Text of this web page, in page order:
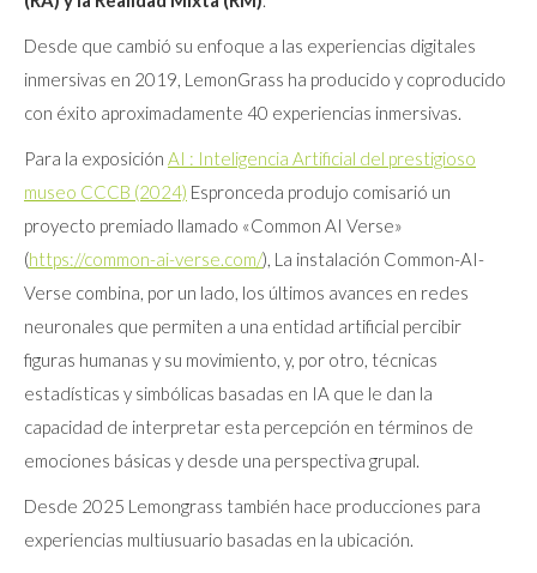
Desde que cambió su enfoque a las experiencias digitales
inmersivas en 2019, LemonGrass ha producido y coproducido
con éxito aproximadamente 40 experiencias inmersivas.
Para la exposición AI : Inteligencia Artificial del prestigioso
museo CCCB (2024) Espronceda produjo comisarió un
proyecto premiado llamado «Common AI Verse»
(https://common-ai-verse.com/), La instalación Common-AI-
Verse combina, por un lado, los últimos avances en redes
neuronales que permiten a una entidad artificial percibir
figuras humanas y su movimiento, y, por otro, técnicas
estadísticas y simbólicas basadas en IA que le dan la
capacidad de interpretar esta percepción en términos de
emociones básicas y desde una perspectiva grupal.
Desde 2025 Lemongrass también hace producciones para
experiencias multiusuario basadas en la ubicación.